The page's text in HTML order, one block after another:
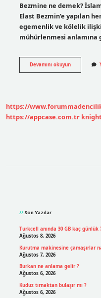
Bezmine ne demek?
Elast Bezmin’e yapılan
egemenlik ve kölelik
mühürlenmesi anlamına
Devamını okuyunBezm-
Için
https://
https://appcase.com.tr
Son Yazılar
Turkcell anında 30 GB kaç günlük
Ağustos 8, 2026
Kurutma makinesine çamaşırlar
Ağustos 7, 2026
Burkan ne anlama gelir ?
Ağustos 6, 2026
Kuduz tırnaktan bulaşır mı ?
Ağustos 6, 2026